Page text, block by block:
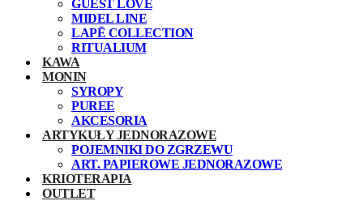
GUEST LOVE
MIDEL LINE
LAPĒ COLLECTION
RITUALIUM
KAWA
MONIN
SYROPY
PUREE
AKCESORIA
ARTYKUŁY JEDNORAZOWE
POJEMNIKI DO ZGRZEWU
ART. PAPIEROWE JEDNORAZOWE
KRIOTERAPIA
OUTLET